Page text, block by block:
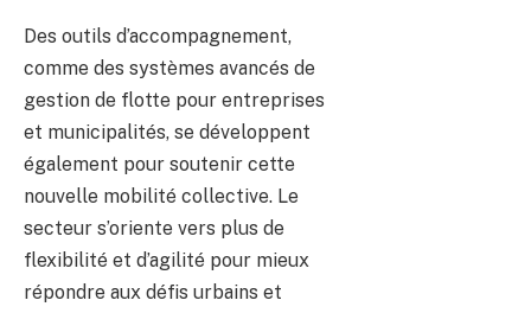
Des outils d’accompagnement,
comme des systèmes avancés de
gestion de flotte pour entreprises
et municipalités, se développent
également pour soutenir cette
nouvelle mobilité collective. Le
secteur s’oriente vers plus de
flexibilité et d’agilité pour mieux
répondre aux défis urbains et